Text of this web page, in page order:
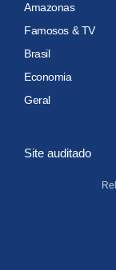
Amazonas
Famosos & TV
Brasil
Economia
Geral
Site auditado